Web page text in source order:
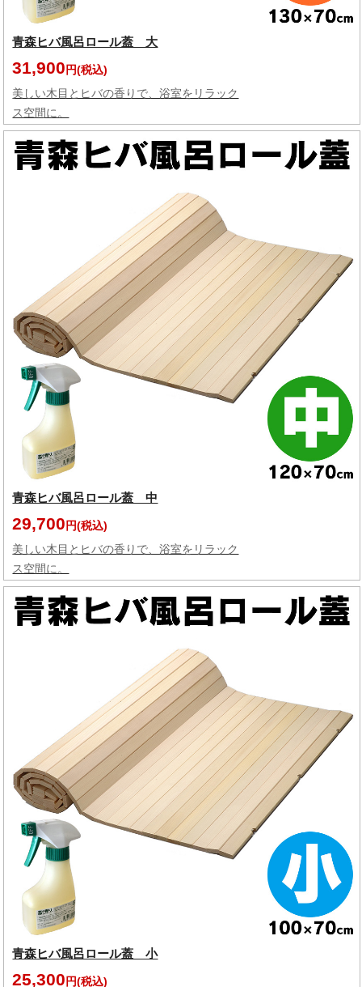
青森ヒバ風呂ロール蓋 大
31,900 円(税込)
美しい木目とヒバの香りで、浴室をリラック
ス空間に。
青森ヒバ風呂ロール蓋 中
29,700 円(税込)
美しい木目とヒバの香りで、浴室をリラック
ス空間に。
青森ヒバ風呂ロール蓋 小
25,300 円(税込)